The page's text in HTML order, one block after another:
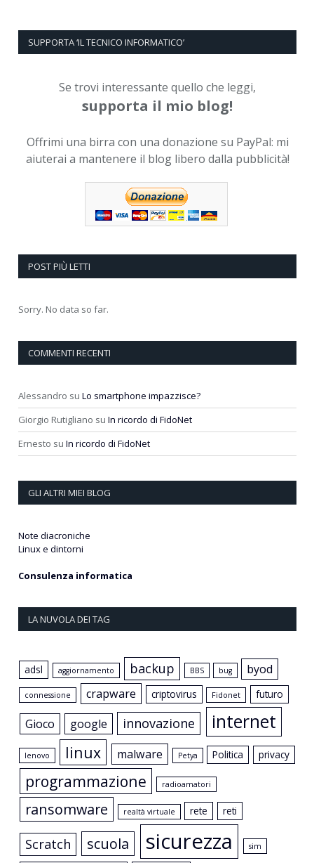
SUPPORTA ‘IL TECNICO INFORMATICO’
Se trovi interessante quello che leggi,
supporta il mio blog!
Offrimi una birra con una donazione su PayPal: mi
aiuterai a mantenere il blog libero dalla pubblicità!
POST PIÙ LETTI
Sorry. No data so far.
COMMENTI RECENTI
Alessandro su Lo smartphone impazzisce?
Giorgio Rutigliano su In ricordo di FidoNet
Ernesto su In ricordo di FidoNet
GLI ALTRI MIEI BLOG
Note diacroniche
Linux e dintorni
Consulenza informatica
LA NUVOLA DEI TAG
adsl aggiornamento backup BBS bug byod
connessione crapware criptovirus Fidonet futuro
Gioco google innovazione internet
lenovo linux malware Petya Politica privacy
programmazione radioamatori
ransomware realtà virtuale rete reti
Scratch scuola sicurezza sim